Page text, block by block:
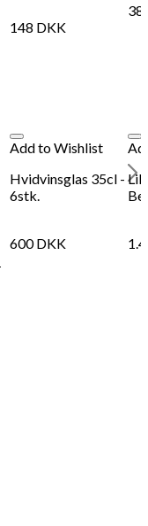
148 DKK
Add to Wishlist
Hvidvinsglas 35cl -
6stk.
600DKK